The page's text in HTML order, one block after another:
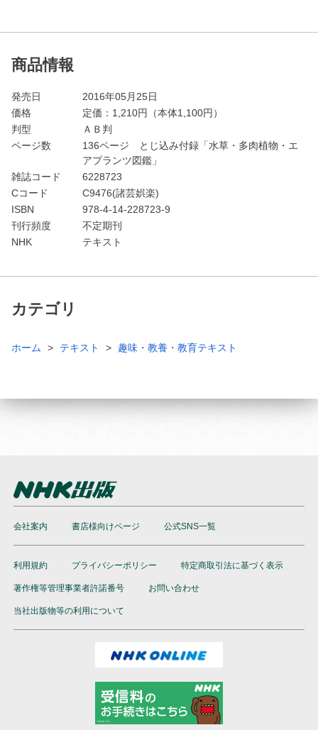
商品情報
発売日
2016年05月25日
価格
定価： 1,210円（本体1,100円）
判型
ＡＢ判
ページ数
136ページ とじ込み付録「水草・多肉植物・エ
アプランツ図鑑」
雑誌コード
6228723
Cコード
C9476(諸芸娯楽)
ISBN
978-4-14-228723-9
刊行頻度
不定期刊
NHK
テキスト
カテゴリ
ホーム テキスト 趣味・教養・教育テキスト
会社案内 書店様向けページ 公式SNS一覧
利用規約 プライバシーポリシー 特定商取引法に基づく表示
著作権等管理事業者許諾番号 お問い合わせ
当社出版物等の利用について